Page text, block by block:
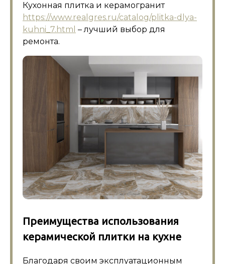
Кухонная плитка и керамогранит
https://www.realgres.ru/catalog/plitka-dlya-
kuhni_7.html – лучший выбор для
ремонта.
Преимущества использования
керамической плитки на кухне
Благодаря своим эксплуатационным